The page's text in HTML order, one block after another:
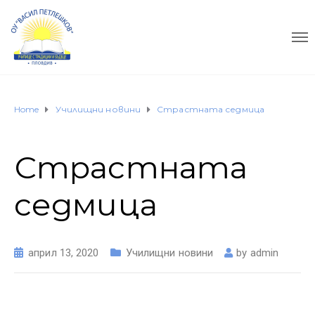
Home Училищни новини Страстната седмица
Страстната
седмица
април 13, 2020 Училищни новини by admin